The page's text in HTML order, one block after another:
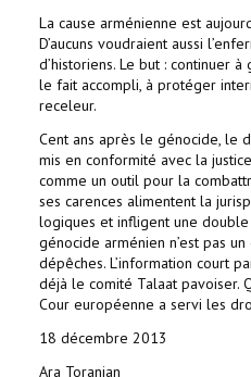
La cause arménienne est
D’aucuns voudraient aussi
d’historiens. Le but : continuer
le fait accompli, à protéger
receleur.
Cent ans après le génocide, le
mis en conformité avec la
comme un outil pour la
ses carences alimentent la
logiques et infligent une
génocide arménien n’est pas
dépêches. L’information court
déjà le comité Talaat pavoiser.
Cour européenne a servi les
18 décembre 2013
Ara Toranian